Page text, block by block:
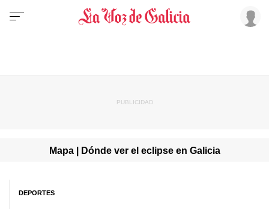
Mapa | Dónde ver el eclipse en Galicia
DEPORTES